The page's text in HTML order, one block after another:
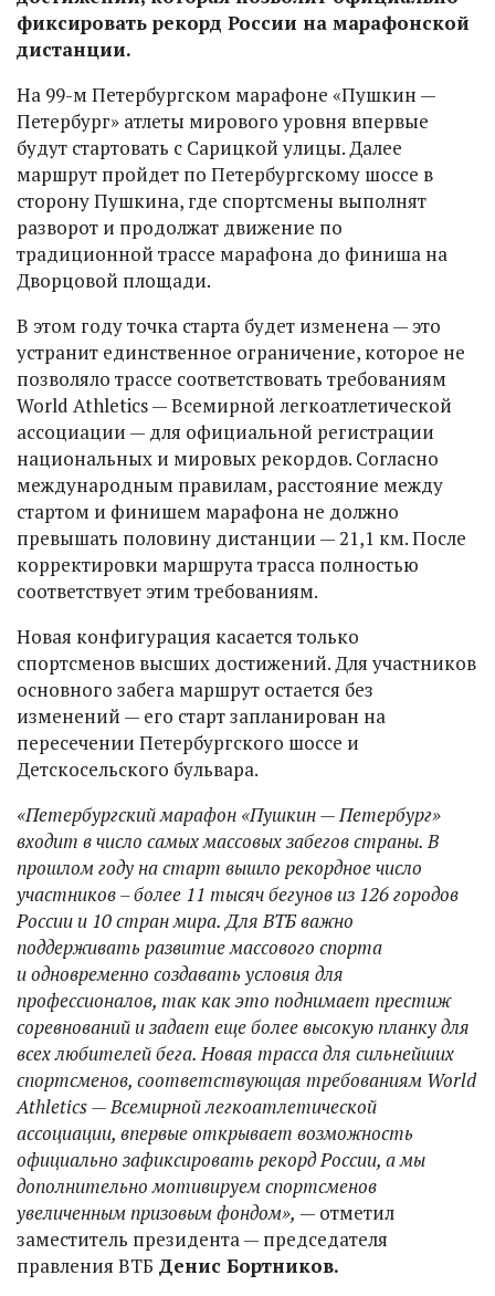
фиксировать рекорд России на марафонской
дистанции.
На 99-м Петербургском марафоне «Пушкин —
Петербург» атлеты мирового уровня впервые
будут стартовать с Сарицкой улицы. Далее
маршрут пройдет по Петербургскому шоссе в
сторону Пушкина, где спортсмены выполнят
разворот и продолжат движение по
традиционной трассе марафона до финиша на
Дворцовой площади.
В этом году точка старта будет изменена — это
устранит единственное ограничение, которое не
позволяло трассе соответствовать требованиям
World Athletics — Всемирной легкоатлетической
ассоциации — для официальной регистрации
национальных и мировых рекордов. Согласно
международным правилам, расстояние между
стартом и финишем марафона не должно
превышать половину дистанции — 21,1 км. После
корректировки маршрута трасса полностью
соответствует этим требованиям.
Новая конфигурация касается только
спортсменов высших достижений. Для участников
основного забега маршрут остается без
изменений — его старт запланирован на
пересечении Петербургского шоссе и
Детскосельского бульвара.
«Петербургский марафон «Пушкин — Петербург»
входит в число самых массовых забегов страны. В
прошлом году на старт вышло рекордное число
участников – более 11 тысяч бегунов из 126 городов
России и 10 стран мира. Для ВТБ важно
поддерживать развитие массового спорта
и одновременно создавать условия для
профессионалов, так как это поднимает престиж
соревнований и задает еще более высокую планку для
всех любителей бега. Новая трасса для сильнейших
спортсменов, соответствующая требованиям World
Athletics — Всемирной легкоатлетической
ассоциации, впервые открывает возможность
официально зафиксировать рекорд России, а мы
дополнительно мотивируем спортсменов
увеличенным призовым фондом», — отметил
заместитель президента — председателя
правления ВТБ Денис Бортников.